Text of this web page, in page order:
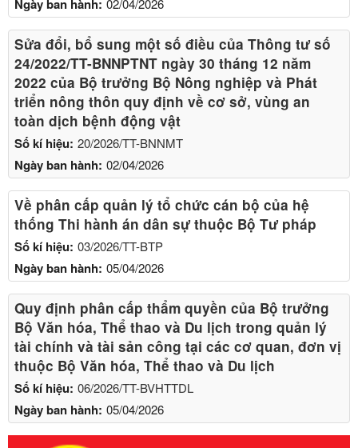
Ngày ban hành:
Số kí hiệu: 20/2026/TT-BNNMT
Ngày ban hành: 02/04/2026
Sửa đổi, bổ sung một số điều của Thông tư số
24/2022/TT-BNNPTNT ngày 30 tháng 12 năm
2022 của Bộ trưởng Bộ Nông nghiệp và Phát
triển nông thôn quy định về cơ sở, vùng an
toàn dịch bệnh động vật
Số kí hiệu: 03/2026/TT-BTP
Ngày ban hành: 05/04/2026
Về phân cấp quản lý tổ chức cán bộ của hệ
thống Thi hành án dân sự thuộc Bộ Tư pháp
Số kí hiệu: 06/2026/TT-BVHTTDL
Ngày ban hành: 05/04/2026
Quy định phân cấp thẩm quyền của Bộ trưởng
Bộ Văn hóa, Thể thao và Du lịch trong quản lý
tài chính và tài sản công tại các cơ quan, đơn vị
thuộc Bộ Văn hóa, Thể thao và Du lịch